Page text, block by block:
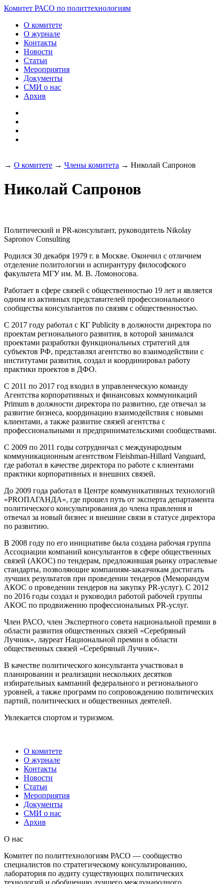
Комитет РАСО по политтехнологиям
О комитете
О журнале
Контакты
Новости
Статьи
Мероприятия
Документы
СМИ о нас
Архив
→ О комитете → Члены комитета → Николай Сапронов
Николай Сапронов
Политический и PR-консультант, руководитель Nikolay
Sapronov Consulting
Родился 30 декабря 1979 г. в Москве. Окончил с отличием
отделение политологии и аспирантуру философского
факультета МГУ им. М. В. Ломоносова.
Работает в сфере связей с общественностью 19 лет и является
одним из активных представителей профессионального
сообщества консультантов по связям с общественностью.
С 2017 году работал с КГ Publicity в должности директора по
проектам регионального развития, в которой занимался
проектами разработки функциональных стратегий для
субъектов РФ, представлял агентство во взаимодействии с
институтами развития, создал и координировал работу
практики проектов в ДФО.
С 2011 по 2017 год входил в управленческую команду
Агентства корпоративных и финансовых коммуникаций
Primum в должности директора по развитию, где отвечал за
развитие бизнеса, координацию взаимодействия с новыми
клиентами, а также развитие связей агентства с
профессиональными и предпринимательскими сообществами.
С 2009 по 2011 годы сотрудничал с международным
коммуникационным агентством Fleishman-Hillard Vanguard,
где работал в качестве директора по работе с клиентами
практики корпоративных и внешних связей.
До 2009 года работал в Центре коммуникативных технологий
«PRОПАГАНДА», где прошел путь от эксперта департамента
политического консультирования до члена правления и
отвечал за новый бизнес и внешние связи в статусе директора
по развитию.
В 2008 году по его инициативе была создана рабочая группа
Ассоциации компаний консультантов в сфере общественных
связей (АКОС) по тендерам, предложившая рынку отраслевые
стандарты, позволяющие компаниям-заказчикам достигать
лучших результатов при проведении тендеров (Меморандум
АКОС о проведении тендеров на закупку PR-услуг). С 2012
по 2016 годы создал и руководил работой рабочей группы
АКОС по продвижению профессиональных PR-услуг.
Член РАСО, член Экспертного совета национальной премии в
области развития общественных связей «Серебряный
Лучник», лауреат Национальной премии в области
общественных связей «Серебряный Лучник».
В качестве политического консультанта участвовал в
планировании и реализации нескольких десятков
избирательных кампаний федерального и регионального
уровней, а также программ по сопровождению политических
партий, политических и общественных деятелей.
Увлекается спортом и туризмом.
О комитете
О журнале
Контакты
Новости
Статьи
Мероприятия
Документы
СМИ о нас
Архив
О нас
Комитет по политтехнологиям РАСО — сообщество
специалистов по стратегическому консультированию,
лаборатория по аудиту существующих политических
технологий и обобщению лучшего международного